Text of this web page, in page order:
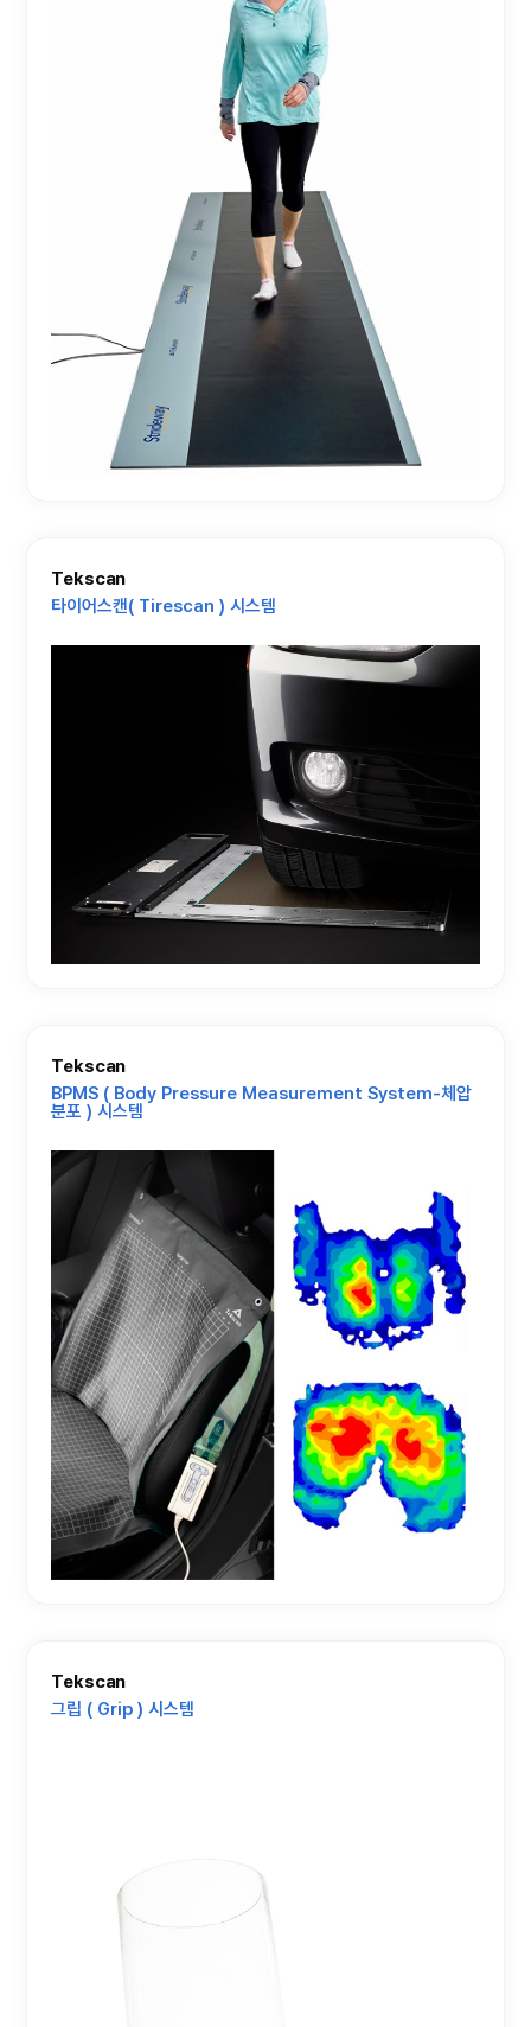
Tekscan
타이어스캔( Tirescan ) 시스템
Tekscan
BPMS ( Body Pressure Measurement System-체압
분포 ) 시스템
Tekscan
그립 ( Grip ) 시스템